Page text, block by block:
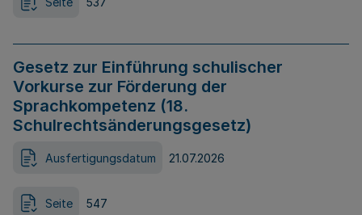
Gesetz zur Einführung schulischer
Vorkurse zur Förderung der
Sprachkompetenz (18.
Schulrechtsänderungsgesetz)
Ausfertigungsdatum 21.07.2026
Seite 547